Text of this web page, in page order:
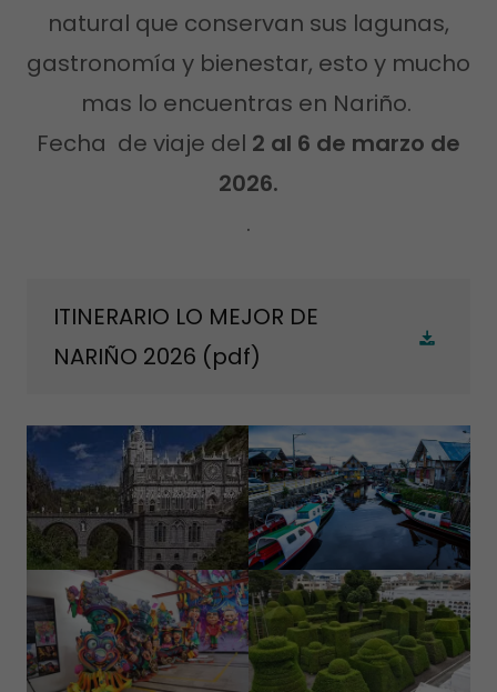
natural que conservan sus lagunas,
gastronomía y bienestar, esto y mucho
mas lo encuentras en Nariño.
Fecha de viaje del 2 al 6 de marzo de
2026.
.
ITINERARIO LO MEJOR DE
NARIÑO 2026 (pdf)